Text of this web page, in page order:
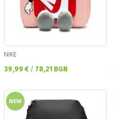
NIKE
Текуща цена:
39,99 € / 78,21 BGN
NEW